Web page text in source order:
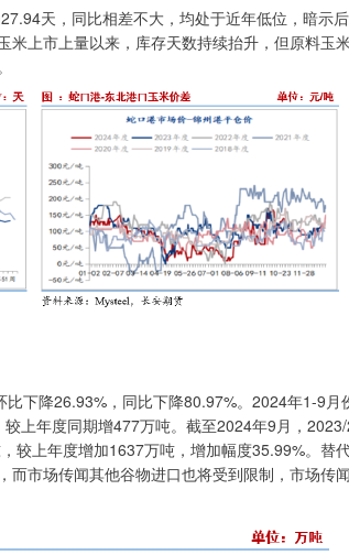
天，同比相差不大，均处于近年低位，暗示后
上市上量以来，库存天数持续抬升，但原料玉
下降26.93%，同比下降80.97%。2024年1-9月
上年度同期增477万吨。截至2024年9月，
较上年度增加1637万吨，增加幅度35.99%。替
市场传闻其他谷物进口也将受到限制，市场传